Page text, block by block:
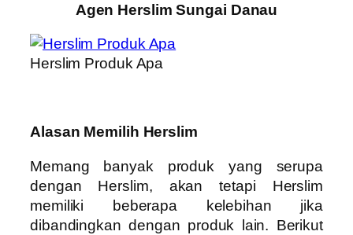
Agen Herslim Sungai Danau
Herslim Produk Apa
Alasan Memilih Herslim
Memang banyak produk yang serupa
dengan Herslim, akan tetapi Herslim
memiliki beberapa kelebihan jika
dibandingkan dengan produk lain. Berikut